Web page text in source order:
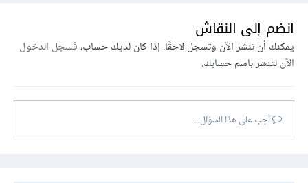
انضم إلى النقاش
يمكنك أن تنشر الآن وتسجل لاحقًا. إذا كان لديك حساب،فسجل الدخول
الآنلتنشر باسم حسابك.
أجب على هذا السؤال...